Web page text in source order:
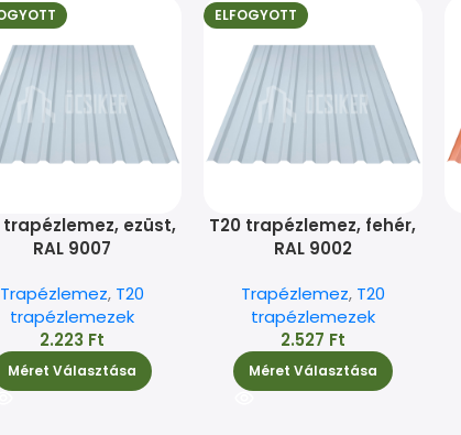
trapézlemez, ezüst,
RAL 9007
Trapézlemez, T20
trapézlemezek
2.223 Ft
Méret Választása
ELFOGYOTT
T20 trapézlemez, fehér,
RAL 9002
Trapézlemez, T20
trapézlemezek
2.527 Ft
Méret Választása